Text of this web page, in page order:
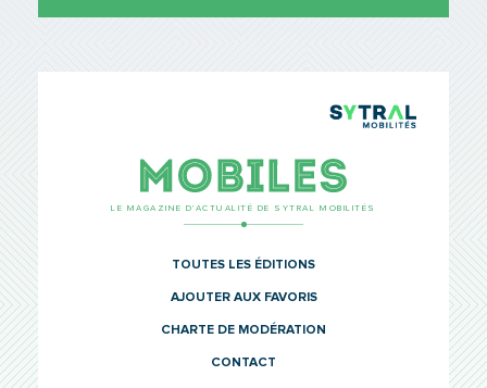
LE MAGAZINE D’ACTUALITÉ DE SYTRAL MOBILITÉS
TOUTES LES ÉDITIONS
AJOUTER AUX FAVORIS
CHARTE DE MODÉRATION
CONTACT